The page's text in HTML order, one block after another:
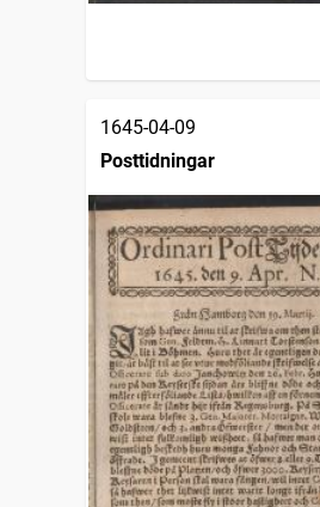
1645-04-09
Posttidningar